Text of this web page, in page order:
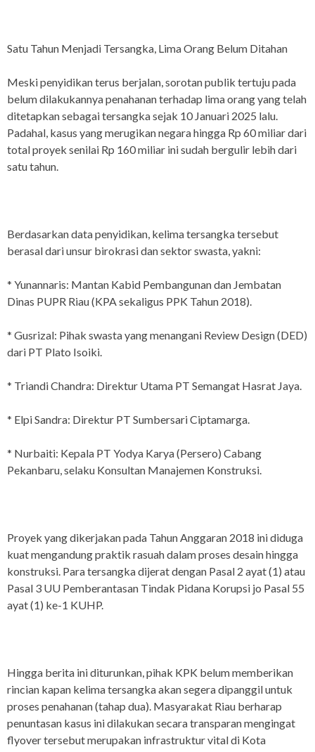
Satu Tahun Menjadi Tersangka, Lima Orang Belum Ditahan
Meski penyidikan terus berjalan, sorotan publik tertuju pada
belum dilakukannya penahanan terhadap lima orang yang telah
ditetapkan sebagai tersangka sejak 10 Januari 2025 lalu.
Padahal, kasus yang merugikan negara hingga Rp 60 miliar dari
total proyek senilai Rp 160 miliar ini sudah bergulir lebih dari
satu tahun.
Berdasarkan data penyidikan, kelima tersangka tersebut
berasal dari unsur birokrasi dan sektor swasta, yakni:
* Yunannaris: Mantan Kabid Pembangunan dan Jembatan
Dinas PUPR Riau (KPA sekaligus PPK Tahun 2018).
* Gusrizal: Pihak swasta yang menangani Review Design (DED)
dari PT Plato Isoiki.
* Triandi Chandra: Direktur Utama PT Semangat Hasrat Jaya.
* Elpi Sandra: Direktur PT Sumbersari Ciptamarga.
* Nurbaiti: Kepala PT Yodya Karya (Persero) Cabang
Pekanbaru, selaku Konsultan Manajemen Konstruksi.
Proyek yang dikerjakan pada Tahun Anggaran 2018 ini diduga
kuat mengandung praktik rasuah dalam proses desain hingga
konstruksi. Para tersangka dijerat dengan Pasal 2 ayat (1) atau
Pasal 3 UU Pemberantasan Tindak Pidana Korupsi jo Pasal 55
ayat (1) ke-1 KUHP.
Hingga berita ini diturunkan, pihak KPK belum memberikan
rincian kapan kelima tersangka akan segera dipanggil untuk
proses penahanan (tahap dua). Masyarakat Riau berharap
penuntasan kasus ini dilakukan secara transparan mengingat
flyover tersebut merupakan infrastruktur vital di Kota